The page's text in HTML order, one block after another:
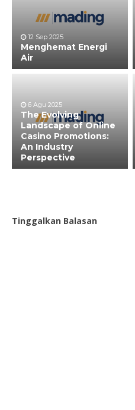
12 Sep 2025
Menghemat Energi
Air
6 Agu 2025
The Evolving
Landscape of Online
Casino Promotions:
An Industry
Perspective
Tinggalkan Balasan